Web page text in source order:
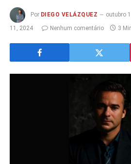
Por DIEGO VELÁZQUEZ outubro
11, 2024
Nenhum comentário 3